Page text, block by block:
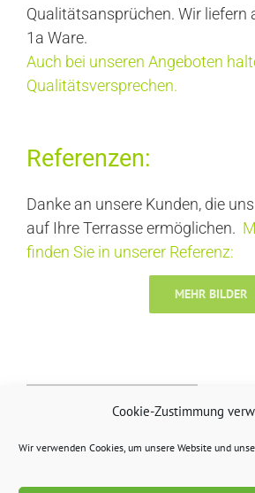
Cookie-Zustimmung
Wir verwenden Cookies, um unsere Website und
Qualitätsansprüchen. Wir liefern
1a Ware.
Auch bei unseren Angeboten
Qualitätsversprechen.
Referenzen:
Danke an unsere Kunden, die
auf Ihre Terrasse ermöglichen.
finden Sie in unserer Referenz:
MEHR BILDER